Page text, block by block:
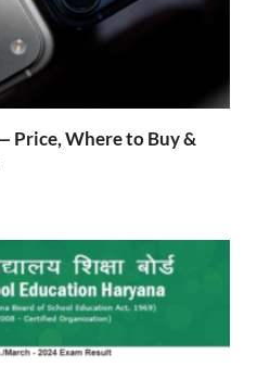
Price, Where to Buy &